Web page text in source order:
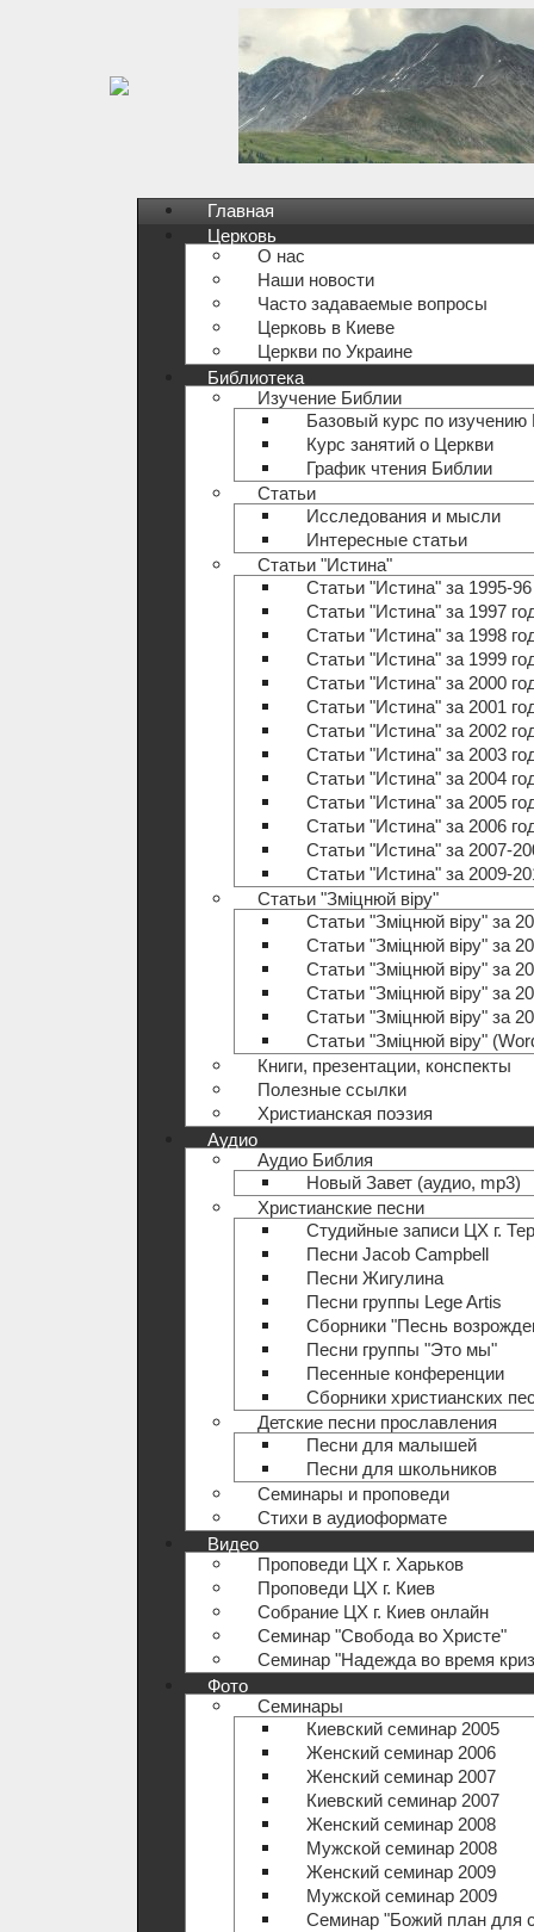
Главная
Церковь
О нас
Наши новости
Часто задаваемые вопросы
Церковь в Киеве
Церкви по Украине
Библиотека
Изучение Библии
Базовый курс по изучению
Курс занятий о Церкви
График чтения Библии
Статьи
Исследования и мысли
Интересные статьи
Статьи "Истина"
Статьи "Истина" за 1995-
Статьи "Истина" за 1997
Статьи "Истина" за 1998
Статьи "Истина" за 1999
Статьи "Истина" за 2000
Статьи "Истина" за 2001
Статьи "Истина" за 2002
Статьи "Истина" за 2003
Статьи "Истина" за 2004
Статьи "Истина" за 2005
Статьи "Истина" за 2006
Статьи "Истина" за 2007-
Статьи "Истина" за 2009-
Статьи "Зміцнюй віру"
Статьи "Зміцнюй віру" за
Статьи "Зміцнюй віру" за
Статьи "Зміцнюй віру" за
Статьи "Зміцнюй віру" за
Статьи "Зміцнюй віру" за
Статьи "Зміцнюй віру"
Книги, презентации, конспекты
Полезные ccылки
Христианская поэзия
Аудио
Аудио Библия
Новый Завет (аудио, mp3)
Христианские песни
Студийные записи ЦХ г.
Песни Jacob Campbell
Песни Жигулина
Песни группы Lege Artis
Сборники "Песнь
Песни группы "Это мы"
Песенные конференции
Сборники христианских
Детские песни прославления
Песни для малышей
Песни для школьников
Семинары и проповеди
Стихи в аудиоформате
Видео
Проповеди ЦХ г. Харьков
Проповеди ЦХ г. Киев
Собрание ЦХ г. Киев онлайн
Семинар "Свобода во Христе"
Семинар "Надежда во время
Фото
Семинары
Киевский семинар 2005
Женский семинар 2006
Женский семинар 2007
Киевский семинар 2007
Женский семинар 2008
Мужской семинар 2008
Женский семинар 2009
Мужской семинар 2009
Семинар "Божий план для